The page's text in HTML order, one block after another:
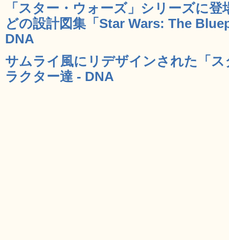
「スター・ウォーズ」シリーズに
どの設計図集「Star Wars: The
DNA
サムライ風にリデザインされた「
ラクター達 - DNA